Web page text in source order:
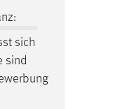
sich
sind